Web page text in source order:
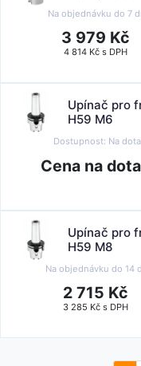
Na objednávku do 7
3 979 Kč
4 814 Kč s DPH
Upínač pro
H59 M6
Dostupnost: Na
Cena na
Upínač pro
H59 M8
Na objednávku do 14
2 715 Kč
3 285 Kč s DPH